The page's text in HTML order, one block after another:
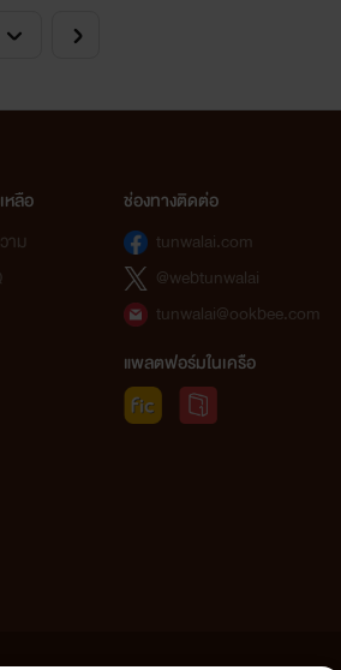
หลือ
าม
ช่องทางติดต่อ
tunwalai.com
@webtunwalai
tunwalai@ookbee.com
แพลตฟอร์มในเครือ